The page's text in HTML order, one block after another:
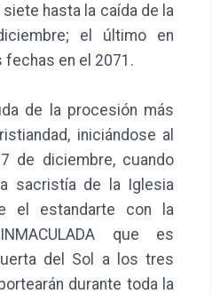
hasta la caída de la
el último en
en el 2071.
de la procesión más
iniciándose al
de diciembre, cuando
sacristía de la Iglesia
el estandarte con la
que es
del Sol a los tres
durante toda la